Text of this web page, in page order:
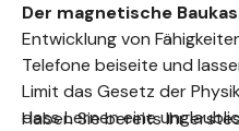
Der magnetische
Entwicklung von
Telefone beiseite und
Limit das Gesetz der
dass Lernen eine
Haben Sie bereits Ihr